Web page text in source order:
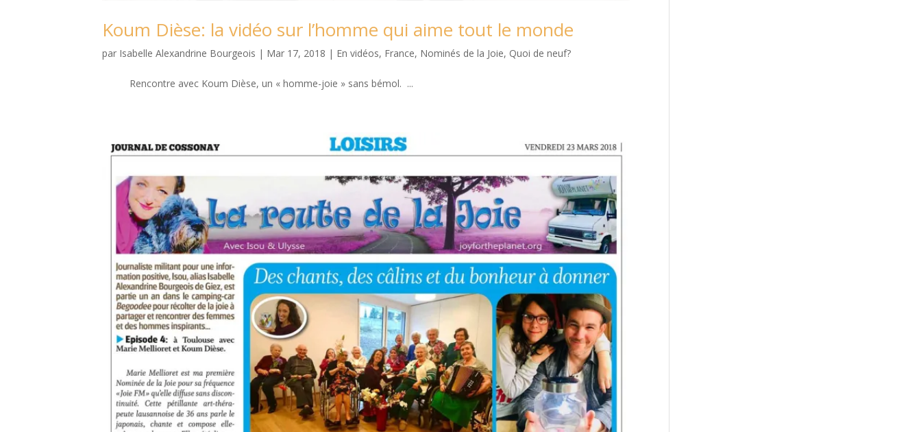
Koum Dièse: la vidéo sur l’homme qui aime tout le monde
par Isabelle Alexandrine Bourgeois | Mar 17, 2018 | En vidéos, France, Nominés de la Joie, Quoi de neuf?
Rencontre avec Koum Dièse, un « homme-joie » sans bémol. ...